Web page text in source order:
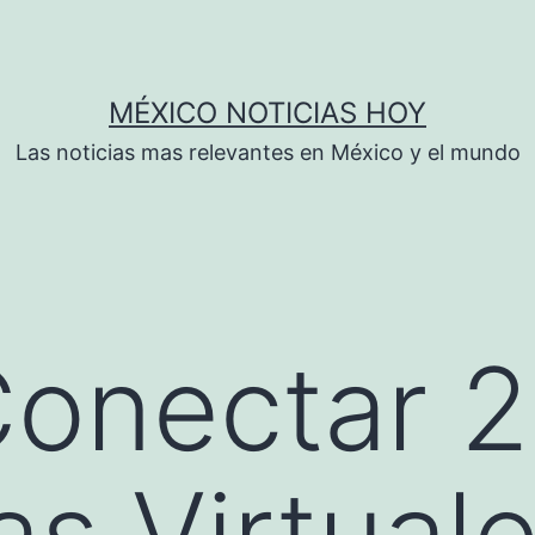
MÉXICO NOTICIAS HOY
Las noticias mas relevantes en México y el mundo
2